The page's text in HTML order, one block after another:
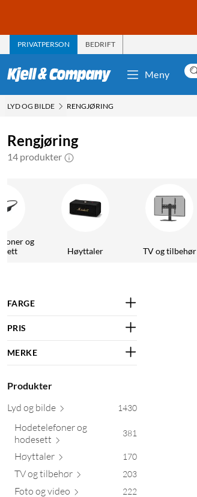
PRIVATPERSON BEDRIFT
Meny
LYD OG BILDE RENGJØRING
Rengjøring
14 produkter
og
Høyttaler TV og tilbehør
FARGE
PRIS
MERKE
Produkter
Lyd og bilde 1430
Hodetelefoner og
hodesett 381
Høyttaler 170
TV og tilbehør 203
Foto ogvideo 222